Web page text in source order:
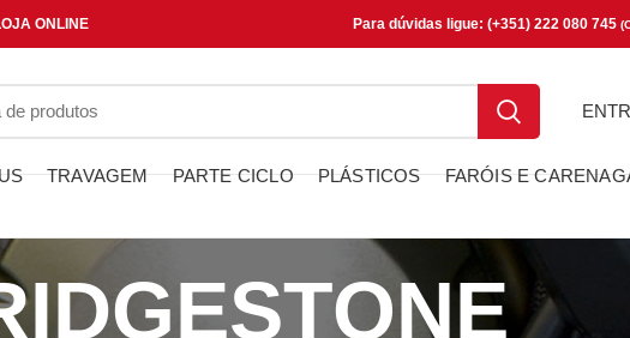
ONLINE Para dúvidas ligue: (+351) 222 080 745
TRAVAGEM PARTE CICLO PLÁSTICOS FARÓIS E